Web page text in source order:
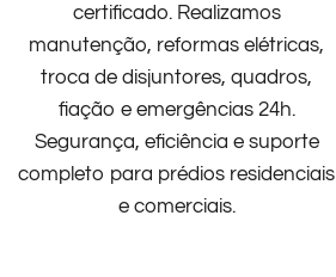
certificado. Realizamos
manutenção, reformas elétricas,
troca de disjuntores, quadros,
fiação e emergências 24h.
Segurança, eficiência e suporte
completo para prédios residenciais
e comerciais.